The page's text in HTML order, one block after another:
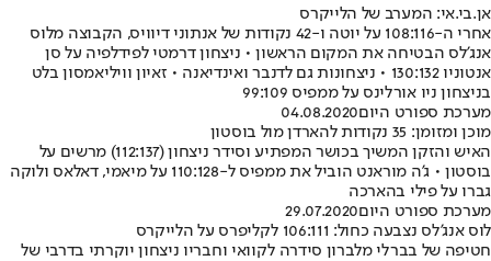
אן.בי.אי: המערב של הלייקרס
אחרי ה-108:116 על יוטה ו-42 נקודות של אנתוני דיוויס, הקבוצה מלוס
אנג'לס הבטיחה את המקום הראשון • ניצחון דרמטי לפידלפיה על סן
אנטוניו 130:132 • ניצחונות גם לדנבר ואינדיאנה • זאיון וויליאמסון בלט
בניצחון ניו אורלינס על ממפיס 99:109
מערכת ספורט היום04.08.2020
מוכן ומזומן: 35 נקודות להארדן מול בוסטון
האיש והזקן המשיך בכושר המפתיע וסידר ניצחון (112:137) מרשים על
בוסטון • ג'ה מוראנט הוביל את ממפיס ל-110:128 על מיאמי, דאלאס ולוקה
גברו על פילי בהארכה
מערכת ספורט היום29.07.2020
לוס אנג'לס נצבעה כחול: 106:111 לקליפרס על הלייקרס
חטיפה של בברלי מלברון סידרה לקוואי וחבריו ניצחון יוקרתי בדרבי של